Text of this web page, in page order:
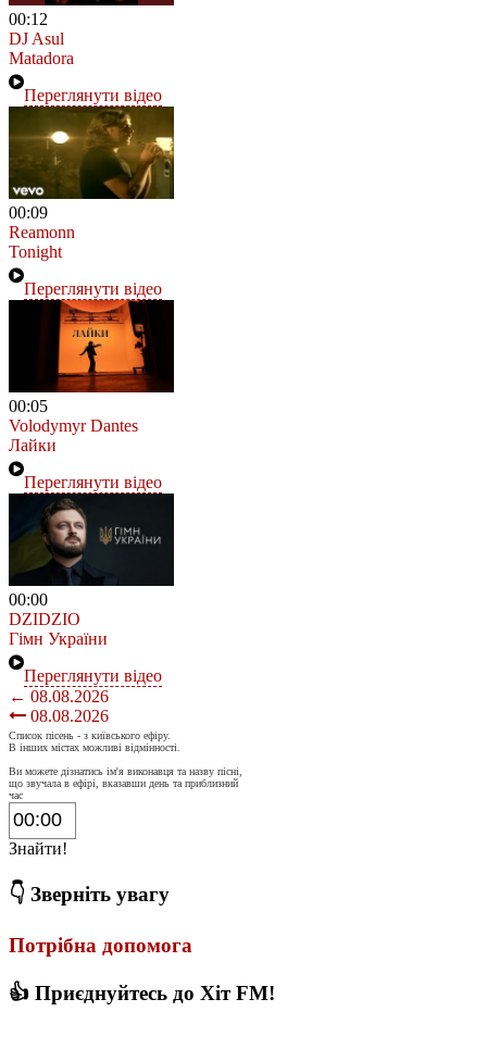
00:12
DJ Asul
Matadora
Переглянути відео
00:09
Reamonn
Tonight
Переглянути відео
00:05
Volodymyr Dantes
Лайки
Переглянути відео
00:00
DZIDZIO
Гімн України
Переглянути відео
← 08.08.2026
08.08.2026
Список пісень - з київського ефіру.
В інших містах можливі відмінності.
Ви можете дізнатись ім'я виконавця та назву пісні,
що звучала в ефірі, вказавши день та приблизний
час
Знайти!
👇 Зверніть увагу
Потрібна допомога
👍 Приєднуйтесь до Хіт FM!